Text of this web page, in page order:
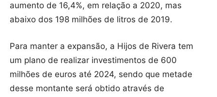
aumento de 16,4%, em relação a 2020, mas
abaixo dos 198 milhões de litros de 2019.
Para manter a expansão, a Hijos de Rivera tem
um plano de realizar investimentos de 600
milhões de euros até 2024, sendo que metade
desse montante será obtido através de